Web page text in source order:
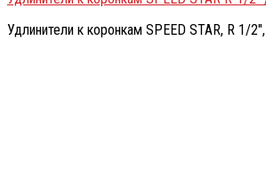
Удлинители к коронкам SPEED STAR, R 1/